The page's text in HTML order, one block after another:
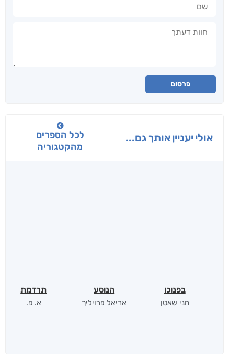
פרסום
אולי יעניין אותך גם...
לכל הספרים
מהקטגוריה
בפנוכו
חני שאטן
הנוסע
אריאל פרויליך
תרדמת
א. פ.